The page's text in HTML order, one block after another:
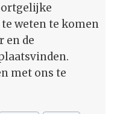
weten te komen
en de
met ons te